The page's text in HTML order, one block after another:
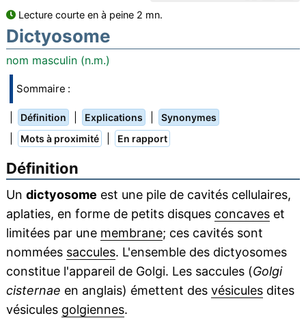
Lecture courte en à peine 2 mn.
Dictyosome
nom masculin (n.m.)
Sommaire :
Définition Explications Synonymes
Mots à proximité En rapport
Définition
Un dictyosome est une pile de cavités cellulaires,
aplaties, en forme de petits disques concaveset
limitées par une membrane; ces cavités sont
nommées saccules. L'ensemble des dictyosomes
constitue l'appareil de Golgi. Les saccules (Golgi
cisternae en anglais) émettent des vésiculesdites
vésicules golgiennes.